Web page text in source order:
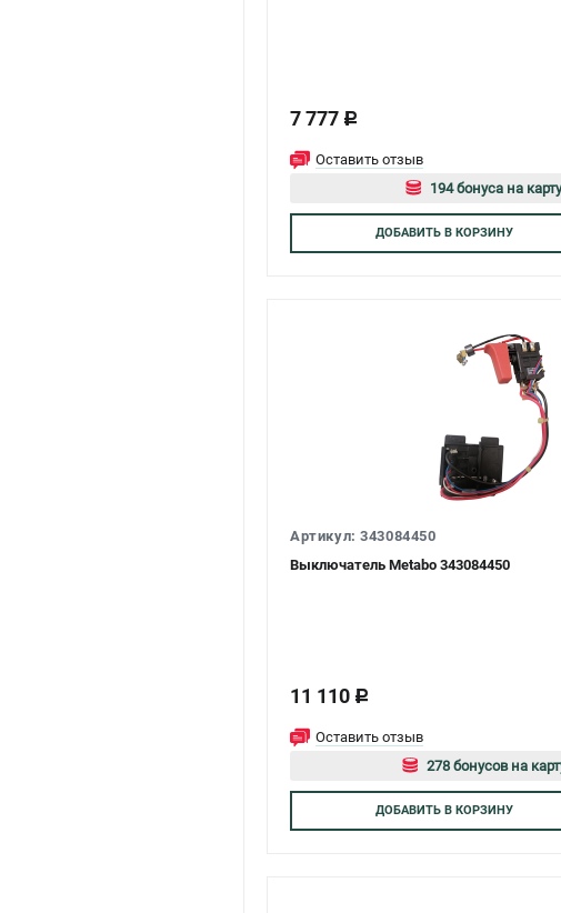
7 777 c
Оставить отзыв
194 бонуса на
Авторизуйтесь
ДОБАВИТЬВ КОРЗИНУ
Артикул: 343084450
Выключатель Metabo 343084450
11 110 c
Оставить отзыв
278 бонусов на
Авторизуйтесь
ДОБАВИТЬВ КОРЗИНУ